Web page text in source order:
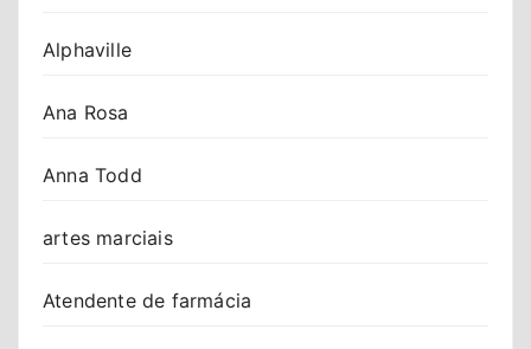
Alphaville
Ana Rosa
Anna Todd
artes marciais
Atendente de farmácia